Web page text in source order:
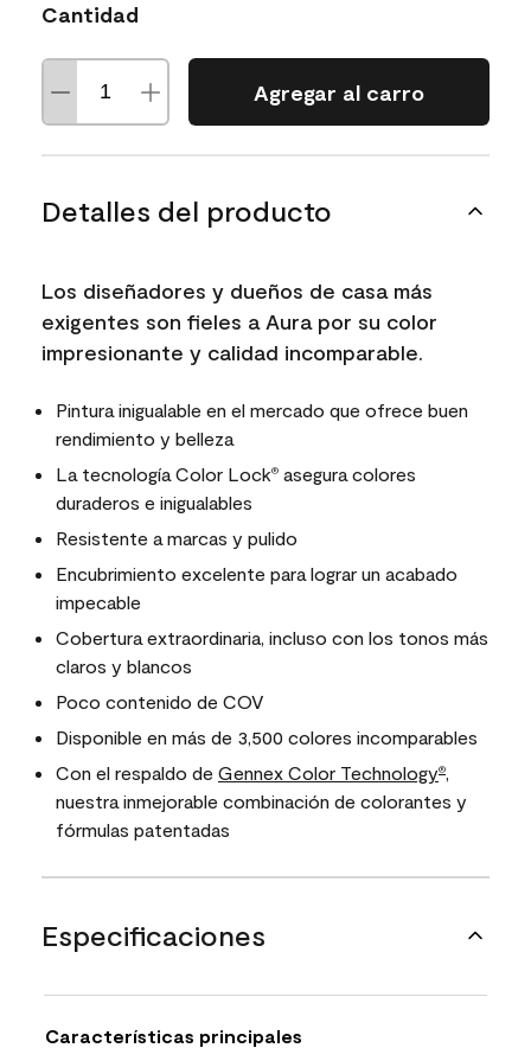
Cantidad
Agregar al carro
Detalles del producto
Los diseñadores y dueños de casa más
exigentes son fieles a Aura por su color
impresionante y calidad incomparable.
Pintura inigualable en el mercado que ofrece buen
rendimiento y belleza
La tecnología Color Lock® asegura colores
duraderos e inigualables
Resistente a marcas y pulido
Encubrimiento excelente para lograr un acabado
impecable
Cobertura extraordinaria, incluso con los tonos más
claros y blancos
Poco contenido de COV
Disponible en más de 3,500 colores incomparables
Con el respaldo de Gennex Color Technology®,
nuestra inmejorable combinación de colorantes y
fórmulas patentadas
Especificaciones
Características principales